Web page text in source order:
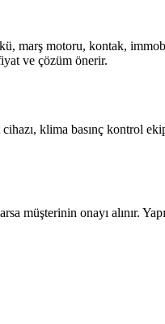
marş motoru, kontak,
ve çözüm önerir.
klima basınç kontrol
müşterinin onayı alınır.